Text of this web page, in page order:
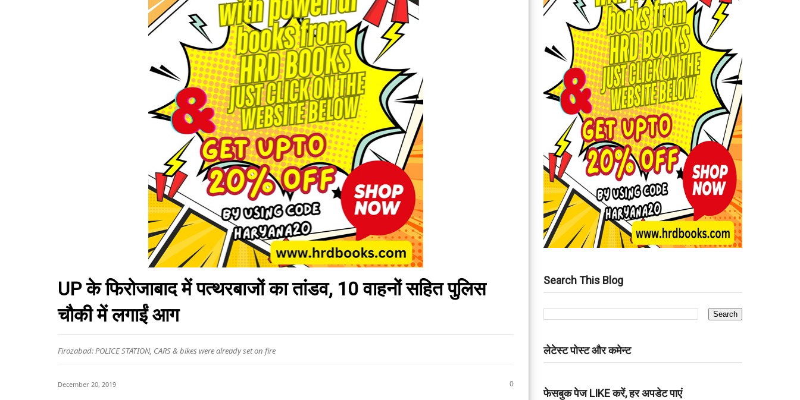
UP के फिरोजाबाद में पत्थरबाजों का तांडव, 10 वाहनों सहित पुलिस
चौकी में लगाईं आग
Firozabad: POLICE STATION, CARS & bikes were already set on fire
December 20, 2019 0
Search This Blog
लेटेस्ट पोस्ट और कमेन्ट
फेसबुक पेज LIKE करें, हर अपडेट पाएं